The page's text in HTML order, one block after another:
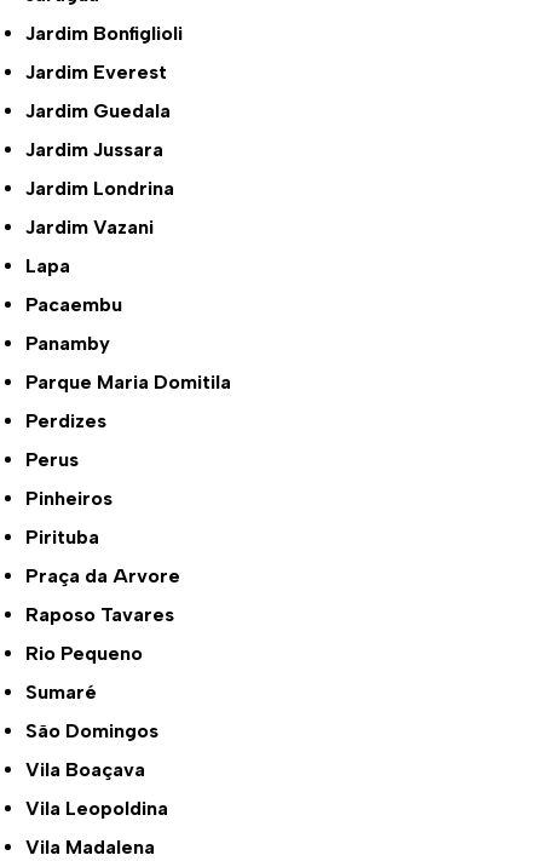
Jardim Bonfiglioli
Jardim Everest
Jardim Guedala
Jardim Jussara
Jardim Londrina
Jardim Vazani
Lapa
Pacaembu
Panamby
Parque Maria Domitila
Perdizes
Perus
Pinheiros
Pirituba
Praça da Arvore
Raposo Tavares
Rio Pequeno
Sumaré
São Domingos
Vila Boaçava
Vila Leopoldina
Vila Madalena